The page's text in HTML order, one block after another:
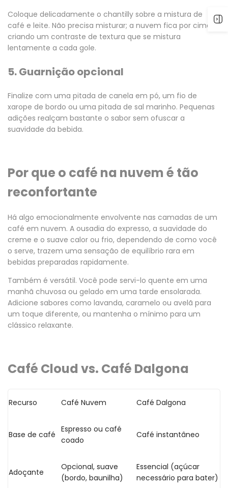
Coloque delicadamente o chantilly sobre a mistura de
café e leite. Não precisa misturar; a nuvem fica por cima,
criando um contraste de textura que se mistura
lentamente a cada gole.
5. Guarnição opcional
Finalize com uma pitada de canela em pó, um fio de
xarope de bordo ou uma pitada de sal marinho. Pequenas
adições realçam bastante o sabor sem ofuscar a
suavidade da bebida.
Por que o café na nuvem é tão
reconfortante
Há algo emocionalmente envolvente nas camadas de um
café em nuvem. A ousadia do expresso, a suavidade do
creme e o suave calor ou frio, dependendo de como você
o serve, trazem uma sensação de equilíbrio rara em
bebidas preparadas rapidamente.
Também é versátil. Você pode servi-lo quente em uma
manhã chuvosa ou gelado em uma tarde ensolarada.
Adicione sabores como lavanda, caramelo ou avelã para
um toque diferente, ou mantenha o mínimo para um
clássico relaxante.
Café Cloud vs. Café Dalgona
Recurso Café Nuvem Café Dalgona
Base de café
Espresso ou café
coado
Café instantâneo
Adoçante
Opcional, suave
(bordo, baunilha)
Essencial (açúcar
necessário para bater)